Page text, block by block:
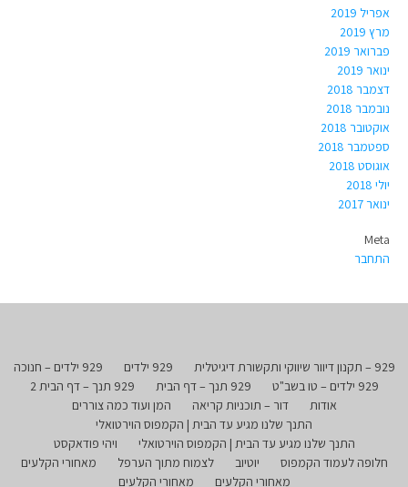
אפריל 2019
מרץ 2019
פברואר 2019
ינואר 2019
דצמבר 2018
נובמבר 2018
אוקטובר 2018
ספטמבר 2018
אוגוסט 2018
יולי 2018
ינואר 2017
Meta
התחבר
929 – תקנון דיוור שיווקי ותקשורת דיגיטלית 929 ילדים
929 ילדים – חנוכה
929 ילדים – טו בשב"ט
929 תנך – דף הבית
929 תנך – דף הבית 2
אודות
דור – תוכניות קריאה
המן ועוד כמה צוררים
התנך שלנו מגיע עד הבית | הקמפוס הוירטואלי
התנך שלנו מגיע עד הבית | הקמפוס הוירטואלי
ויהי פודאקסט
חלופה לעמוד הקמפוס
יוטיוב לצמוח מתוך הערפל
מאחורי הקלעים
מאחורי הקלעים
מאחורי הקלעים